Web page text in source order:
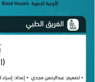
و
ن
ي